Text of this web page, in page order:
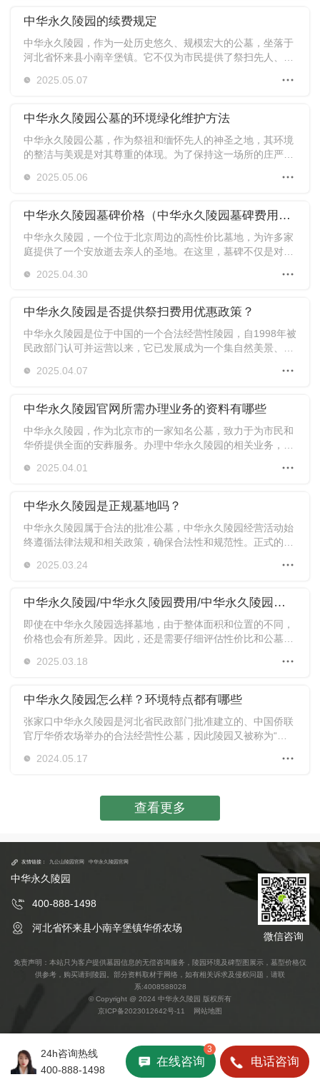
中华永久陵园的续费规定
中华永久陵园，作为一处历史悠久、规模宏大的公墓，坐落于
河北省怀来县小南辛堡镇。它不仅为市民提供了祭扫先人、缅
而，随着时间的流逝，当公墓的使用期限到达时，就需要进行
2025.05.07
中华永久陵园公墓的环境绿化维护方法
中华永久陵园公墓，作为祭祖和缅怀先人的神圣之地，其环境
的整洁与美观是对其尊重的体现。为了保持这一场所的庄严与
提高宣传和监督力度成为不可或缺的维护工作。
2025.05.06
中华永久陵园墓碑价格（中华永久陵园墓碑费用是多少？）
中华永久陵园，一个位于北京周边的高性价比墓地，为许多家
庭提供了一个安放逝去亲人的圣地。在这里，墓碑不仅是对逝
永久陵园购买墓碑的人来说，如何了解其价格构成呢？接下
议。
2025.04.30
中华永久陵园是否提供祭扫费用优惠政策？
中华永久陵园是位于中国的一个合法经营性陵园，自1998年被
民政部门认可并运营以来，它已发展成为一个集自然美景、园
华侨及社会各界人士提供了安葬和祭祀等服务，同时也成为了
家庭而言，祭扫费用可能成为一个重要的问题。那么，中华永
墓的价格情况又是如何呢？
2025.04.07
中华永久陵园官网所需办理业务的资料有哪些
中华永久陵园，作为北京市的一家知名公墓，致力于为市民和
华侨提供全面的安葬服务。办理中华永久陵园的相关业务，需
清单：
2025.04.01
中华永久陵园是正规墓地吗？
中华永久陵园属于合法的批准公墓，中华永久陵园经营活动始
终遵循法律法规和相关政策，确保合法性和规范性。正式的批
服务质量的保障。
2025.03.24
中华永久陵园/中华永久陵园费用/中华永久陵园官方网站
即使在中华永久陵园选择墓地，由于整体面积和位置的不同，
价格也会有所差异。因此，还是需要仔细评估性价比和公墓的
2025.03.18
中华永久陵园怎么样？环境特点都有哪些
张家口中华永久陵园是河北省民政部门批准建立的、中国侨联
官厅华侨农场举办的合法经营性公墓，因此陵园又被称为“官
安息”的庄严典雅的墓园，保持真挚温情的服务和恪守承诺的
2024.05.17
查看更多
友情链接： 九公山陵园官网 中华永久陵园官网
中华永久陵园
400-888-1498
河北省怀来县小南辛堡镇华侨农场
微信咨询
免责声明：本站只为客户提供墓园信息的无偿咨询服务，陵园环境及碑型图展示，墓型价格仅
供参考，购买请到陵园。部分资料取材于网络，如有相关诉求及侵权问题，请联
系:4008588028
© Copyright @ 2024 中华永久陵园 版权所有
京ICP备2023012642号-11
网站地图
24h咨询热线
400-888-1498
在线咨询
3
电话咨询